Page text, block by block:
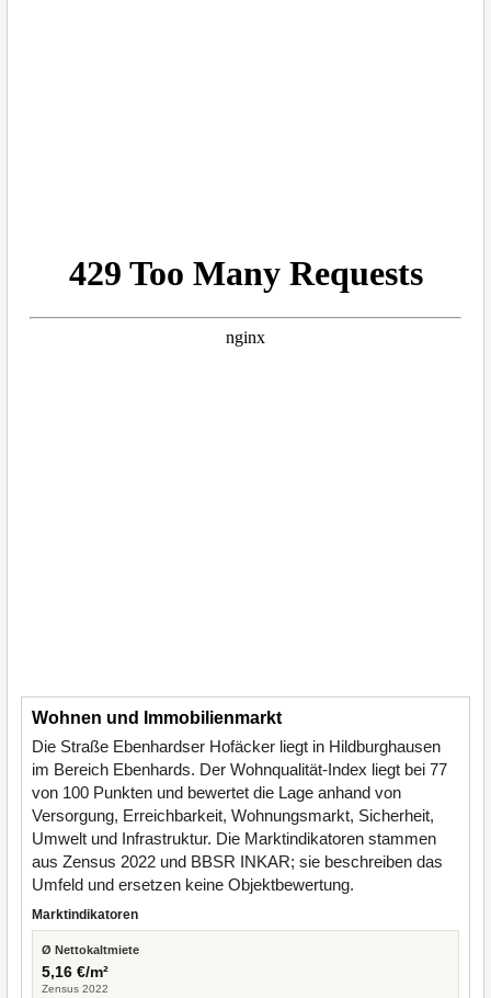
Wohnen und Immobilienmarkt
Die Straße Ebenhardser Hofäcker liegt in Hildburghausen
im Bereich Ebenhards. Der Wohnqualität-Index liegt bei 77
von 100 Punkten und bewertet die Lage anhand von
Versorgung, Erreichbarkeit, Wohnungsmarkt, Sicherheit,
Umwelt und Infrastruktur. Die Marktindikatoren stammen
aus Zensus 2022 und BBSR INKAR; sie beschreiben das
Umfeld und ersetzen keine Objektbewertung.
Marktindikatoren
Ø Nettokaltmiete
5,16 €/m²
Zensus 2022